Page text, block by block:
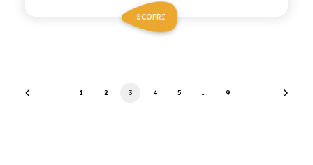
SCOPRI
1 2 3 4 5 9